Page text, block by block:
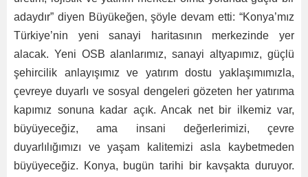
adaydır” diyen Büyükeğen, şöyle devam etti: “Konya’mız
Türkiye’nin yeni sanayi haritasının merkezinde yer
alacak. Yeni OSB alanlarımız, sanayi altyapımız, güçlü
şehircilik anlayışımız ve yatırım dostu yaklaşımımızla,
çevreye duyarlı ve sosyal dengeleri gözeten her yatırıma
kapımız sonuna kadar açık. Ancak net bir ilkemiz var,
büyüyeceğiz, ama insani değerlerimizi, çevre
duyarlılığımızı ve yaşam kalitemizi asla kaybetmeden
büyüyeceğiz. Konya, bugün tarihi bir kavşakta duruyor.